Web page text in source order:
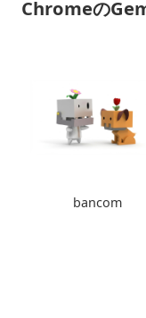
Chromeの
bancom